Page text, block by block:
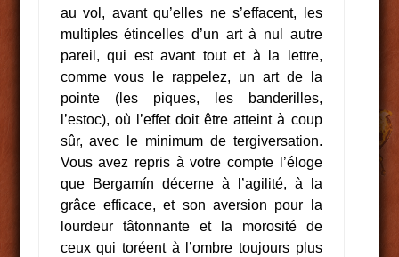
au vol, avant qu’elles ne s’effacent, les
multiples étincelles d’un art à nul autre
pareil, qui est avant tout et à la lettre,
comme vous le rappelez, un art de la
pointe (les piques, les banderilles,
l’estoc), où l’effet doit être atteint à coup
sûr, avec le minimum de tergiversation.
Vous avez repris à votre compte l’éloge
que Bergamín décerne à l’agilité, à la
grâce efficace, et son aversion pour la
lourdeur tâtonnante et la morosité de
ceux qui toréent à l’ombre toujours plus